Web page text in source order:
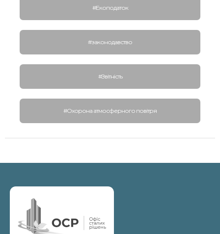
#Екоподаток
#законодавство
#Звітність
#Охорона атмосферного повітря